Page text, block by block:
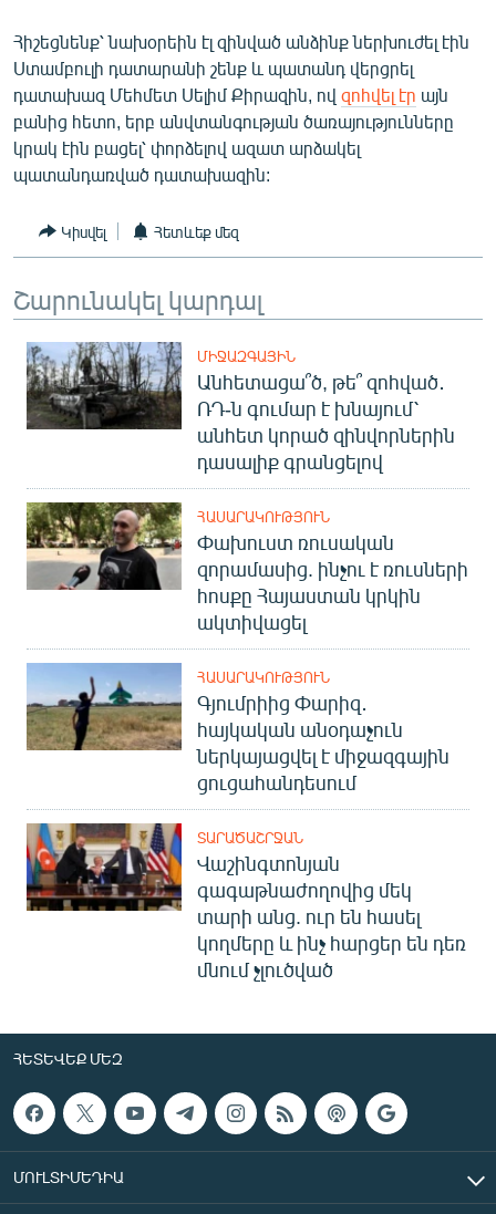
ԲԱՆԱՎԵՃ
ՁԳՏԵԼՈՎ ԼԱՎԱԳՈՒՅՆԻՆ
ՓՈԴՔԱՍԹ
English
ՀԵՏԵՎԵՔ ՄԵԶ
«Ազատության» բոլոր կայքերը
Հիշեցնենք՝ նախօրեին էլ զինված անձինք ներխուժել էին
Ստամբուլի դատարանի շենք և պատանդ վերցրել
դատախազ Մեհմետ Սելիմ Քիրազին, ով զոհվել էր այն
բանից հետո, երբ անվտանգության ծառայությունները
կրակ էին բացել՝ փորձելով ազատ արձակել
պատանդառված դատախազին:
Կիսվել Հետևեք մեզ
Շարունակել կարդալ
ՄԻՋԱԶԳԱՅԻՆ
Անհետացա՞ծ, թե՞ զոհված․
ՌԴ-ն գումար է խնայում՝
անհետ կորած զինվորներին
դասալիք գրանցելով
ՀԱՍԱՐԱԿՈՒԹՅՈՒՆ
Փախուստ ռուսական
զորամասից. ինչու է ռուսների
հոսքը Հայաստան կրկին
ակտիվացել
ՀԱՍԱՐԱԿՈՒԹՅՈՒՆ
Գյումրիից Փարիզ․
հայկական անօդաչուն
ներկայացվել է միջազգային
ցուցահանդեսում
ՏԱՐԱԾԱՇՐՋԱՆ
Վաշինգտոնյան
գագաթնաժողովից մեկ
տարի անց. ուր են հասել
կողմերը և ինչ հարցեր են դեռ
մնում չլուծված
ՀԵՏԵՎԵՔ ՄԵԶ
ՄՈՒԼՏԻՄԵԴԻԱ